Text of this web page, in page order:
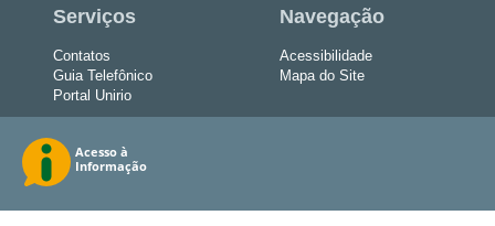
Serviços
Contatos
Guia Telefônico
Portal Unirio
Navegação
Acessibilidade
Mapa do Site